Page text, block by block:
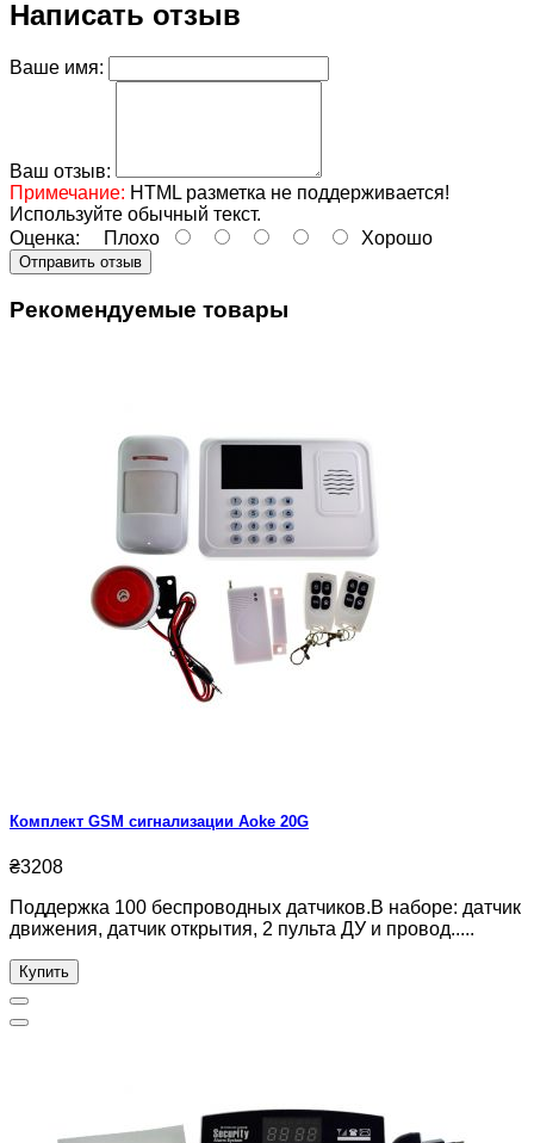
Написать отзыв
Ваше имя:
Ваш отзыв:
Примечание: HTML разметка не поддерживается!
Используйте обычный текст.
Оценка: Плохо Хорошо
Отправить отзыв
Рекомендуемые товары
Комплект GSM сигнализации Aoke 20G
₴3208
Поддержка 100 беспроводных датчиков.В наборе: датчик
движения, датчик открытия, 2 пульта ДУ и провод.....
Купить